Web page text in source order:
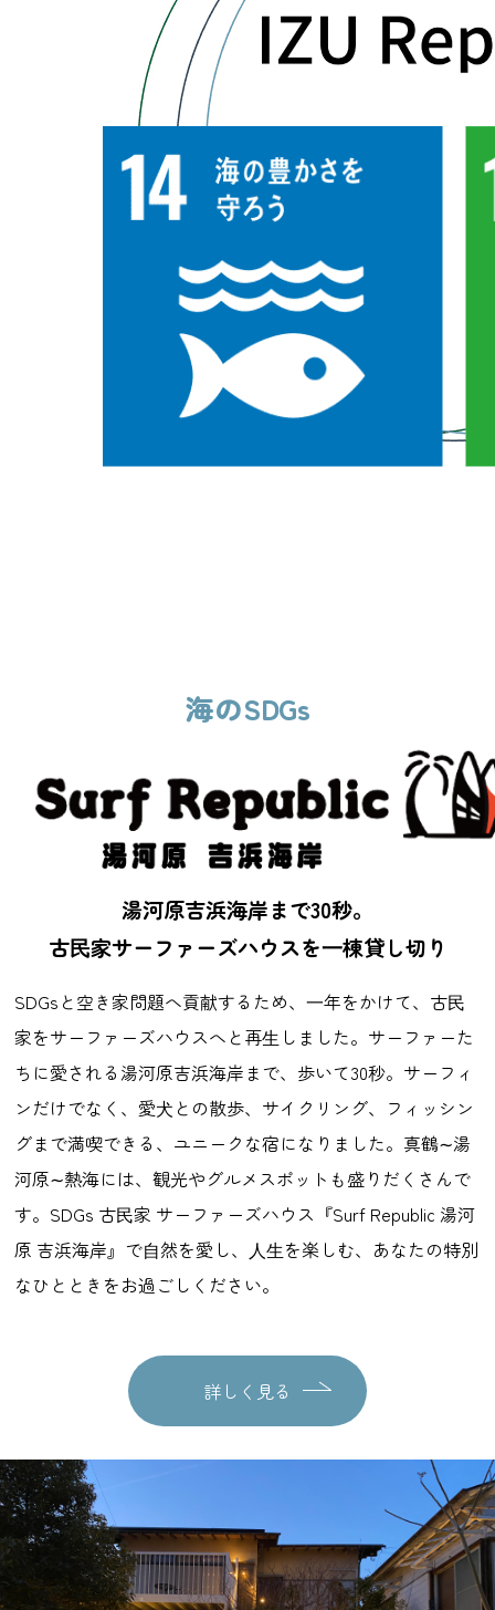
海のSDGs
湯河原吉浜海岸まで30秒。
古⺠家サーファーズハウスを⼀棟貸し切り
SDGsと空き家問題へ貢献するため、⼀年をかけて、古⺠
家をサーファーズハウスへと再⽣しました。サーファーた
ちに愛される湯河原吉浜海岸まで、歩いて30秒。サーフィ
ンだけでなく、愛⽝との散歩、サイクリング、フィッシン
グまで満喫できる、ユニークな宿になりました。真鶴∼湯
河原∼熱海には、観光やグルメスポットも盛りだくさんで
す。SDGs 古⺠家 サーファーズハウス『Surf Republic 湯河
原 吉浜海岸』で⾃然を愛し、⼈⽣を楽しむ、あなたの特別
なひとときをお過ごしください。
詳しく見る